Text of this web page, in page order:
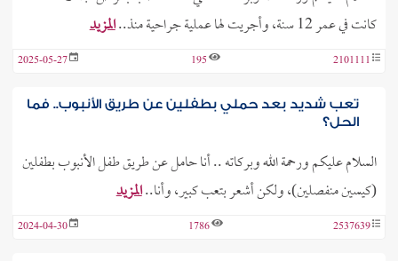
كانت في عمر 12 سنة، وأجريت لها عملية جراحية منذ..
المزيد
2101111
195
2025-05-27
تعب شديد بعد حملي بطفلين عن طريق الأنبوب.. فما
الحل؟
السلام عليكم ورحمة الله وبركاته .. أنا حامل عن طريق طفل الأنبوب بطفلين
(كيسين منفصلين)، ولكن أشعر بتعب كبير، وأنا..المزيد
2537639
1786
2024-04-30